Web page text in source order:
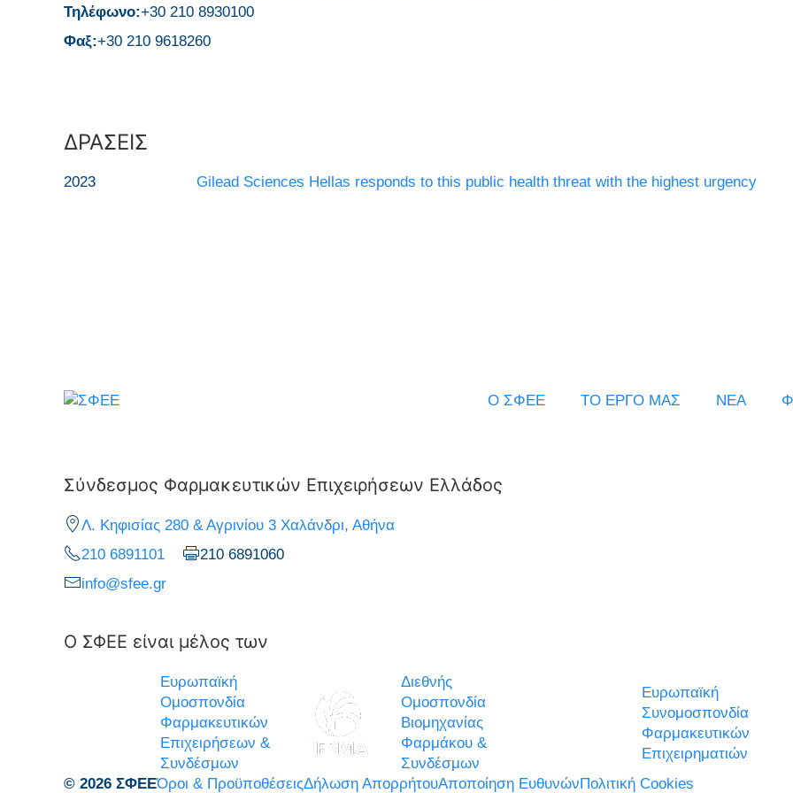
Τηλέφωνο:+30 210 8930100
Φαξ:+30 210 9618260
ΔΡΑΣΕΙΣ
2023 Gilead Sciences Hellas responds to this public health threat with the highest urgency
Ο ΣΦΕΕ ΤΟ ΕΡΓΟ ΜΑΣ ΝΕΑ
Σύνδεσμος Φαρμακευτικών Επιχειρήσεων Ελλάδος
Λ. Κηφισίας 280 & Αγρινίου 3 Χαλάνδρι, Αθήνα
210 6891101
210 6891060
info@sfee.gr
Ο ΣΦΕΕ είναι μέλος των
Ευρωπαϊκή
Ομοσπονδία
Φαρμακευτικών
Επιχειρήσεων &
Συνδέσμων
Διεθνής
Ομοσπονδία
Βιομηχανίας
Φαρμάκου &
Συνδέσμων
Ευρωπαϊκή
Συνομοσπονδία
Φαρμακευτικών
Επιχειρηματιών
© 2026 ΣΦΕΕΌροι & ΠροϋποθέσειςΔήλωση ΑπορρήτουΑποποίηση ΕυθυνώνΠολιτική Cookies